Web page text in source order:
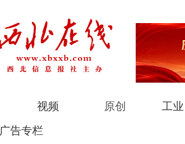
视频 原创 工业
广告专栏